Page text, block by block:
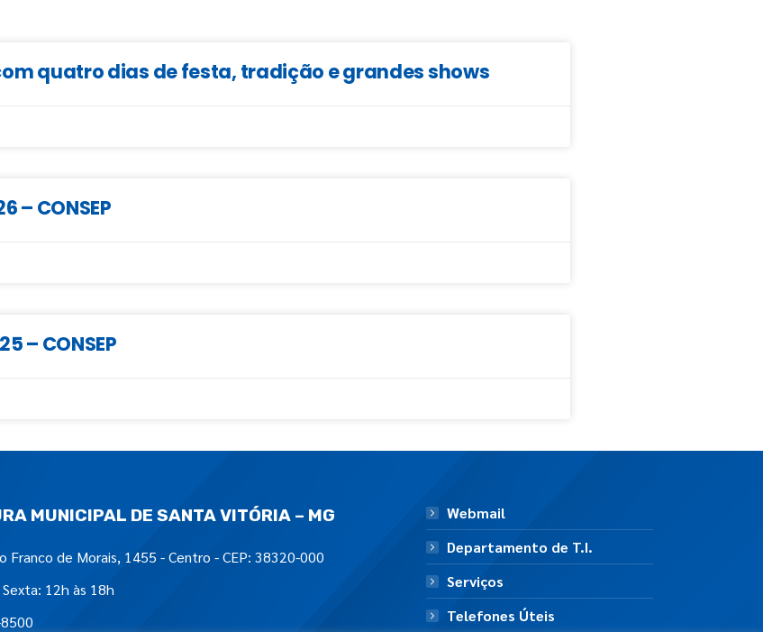
quatro dias de festa, tradição e grandes shows
– CONSEP
– CONSEP
MUNICIPAL DE SANTA VITÓRIA – MG
Franco de Morais, 1455 - Centro - CEP: 38320-000
12h às 18h
Webmail
Departamento de T.I.
Serviços
Telefones Úteis